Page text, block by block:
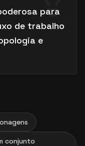
para
de trabalho
e
conjunto